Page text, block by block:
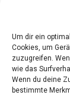
überzeugt. Es
Note und passt
anderen
war es, das
November 2023
die Möglichkeit
Um dir ein
Cookies, um
zuzugreifen.
wie das
Wenn du deine
bestimmte